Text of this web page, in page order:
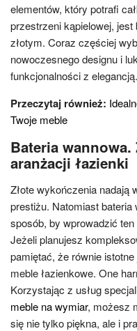
elementów, który potrafi
przestrzeni kąpielowej,
złotym. Coraz częściej
nowoczesnego designu i
funkcjonalności z elegancją.
Przeczytaj również:
Twoje meble
Bateria
aranżacji łazienki
Złote wykończenia nadają
prestiżu. Natomiast bateria
sposób, by wprowadzić
Jeżeli planujesz
pamiętać, że równie
meble łazienkowe. One
Korzystając z usług
meble na wymiar, możesz
się nie tylko piękna, ale i